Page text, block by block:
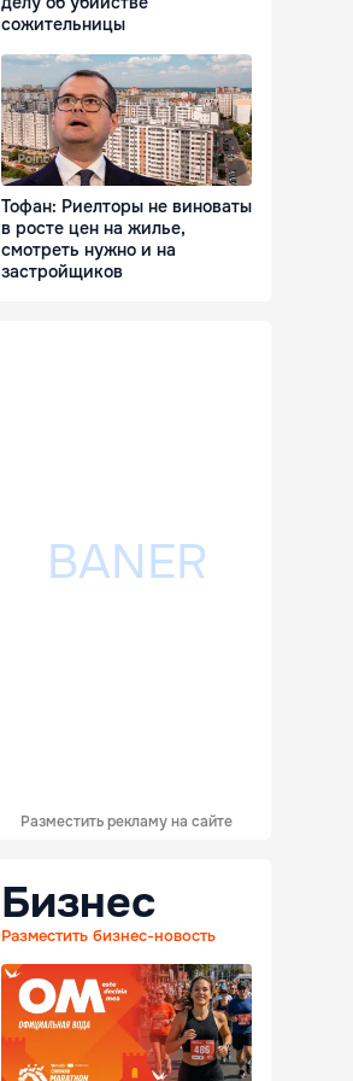
сожительницы
Тофан: Риелторы не виноваты
в росте цен на жилье,
смотреть нужно и на
застройщиков
Разместить рекламу на сайте
Бизнес
Разместить бизнес-новость